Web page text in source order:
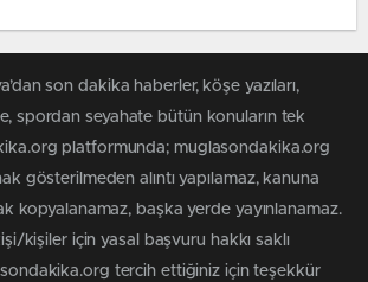
son dakika haberler, köşe yazıları,
spordan seyahate bütün konuların tek
platformunda; muglasondakika.org
gösterilmeden alıntı yapılamaz, kanuna
kopyalanamaz, başka yerde yayınlanamaz.
kişiler için yasal başvuru hakkı saklı
tercih ettiğiniz için teşekkür